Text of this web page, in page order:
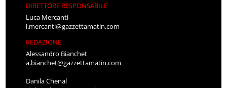
DIRETTORE RESPONSABILE
Luca Mercanti
l.mercanti@gazzettamatin.com
REDAZIONE
Alessandro Bianchet
a.bianchet@gazzettamatin.com
Danila Chenal